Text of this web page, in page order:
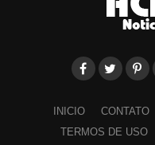
INICIO CONTATO
TERMOS DE USO